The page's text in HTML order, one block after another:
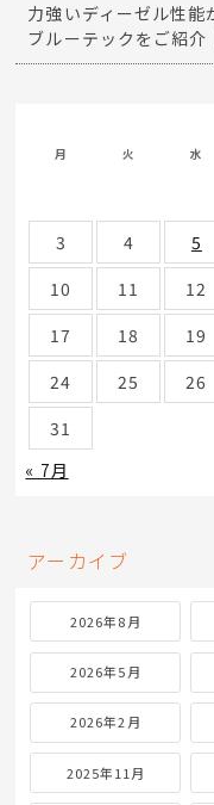
力強いディーゼル性
ブルーテックをご紹介
月 火 水
3
4 5
10
11 12
17
18 19
24
25 26
31
« 7月
アーカイブ
2026年8月
2026年5月
2026年2月
2025年11月